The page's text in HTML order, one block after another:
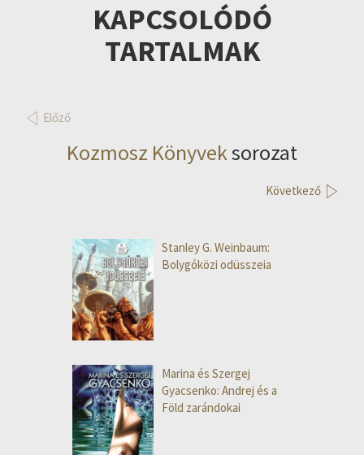
KAPCSOLÓDÓ
TARTALMAK
Előző
Kozmosz Könyveksorozat
Következő
Stanley G. Weinbaum:
Bolygóközi odüsszeia
Marina és Szergej
Gyacsenko: Andrej és a
Föld zarándokai